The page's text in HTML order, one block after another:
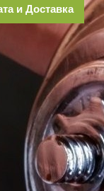
и Доставка